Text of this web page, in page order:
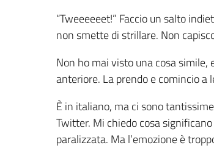
“Tweeeeeet!” Faccio un salto
non smette di strillare. Non
Non ho mai visto una cosa simile,
anteriore. La prendo e comincio a
È in italiano, ma ci sono
Twitter. Mi chiedo cosa
paralizzata. Ma l’emozione è